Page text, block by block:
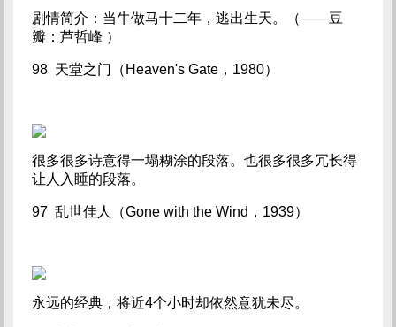
剧情简介：当牛做马十二年，逃出生天。（——豆
瓣：芦哲峰 ）
98 天堂之门（Heaven's Gate，1980）
很多很多诗意得一塌糊涂的段落。也很多很多冗长得
让人入睡的段落。
97 乱世佳人（Gone with the Wind，1939）
永远的经典，将近4个小时却依然意犹未尽。